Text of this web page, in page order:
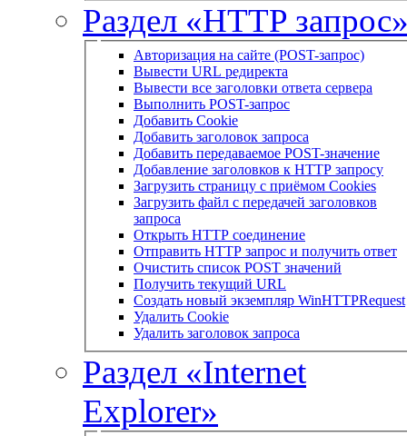
Раздел «HTTP
Авторизация на сайте (POST-запрос)
Вывести URL редиректа
Вывести все заголовки ответа сервера
Выполнить POST-запрос
Добавить Cookie
Добавить заголовок запроса
Добавить передаваемое POST-значение
Добавление заголовков к HTTP запросу
Загрузить страницу с приёмом Cookies
Загрузить файл с передачей заголовков
запроса
Открыть HTTP соединение
Отправить HTTP запрос и получить ответ
Очистить список POST значений
Получить текущий URL
Создать новый экземпляр WinHTTPRequest
Удалить Cookie
Удалить заголовок запроса
Раздел «Internet
Explorer»